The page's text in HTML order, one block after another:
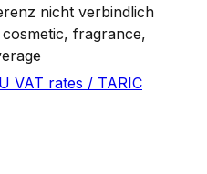
nicht verbindlich
fragrance,
VAT rates / TARIC